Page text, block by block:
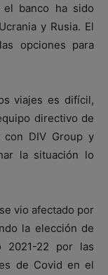
el banco ha sido
y Rusia. El
opciones para
viajes es difícil,
directivo de
con DIV Group y
la situación lo
vio afectado por
la elección de
2021-22 por las
de Covid en el